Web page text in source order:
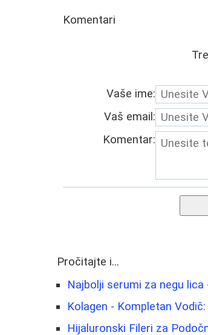
Komentari
Vaše ime:
Vaš email:
Komentar:
Pročitajte i...
Najbolji serumi za negu
Kolagen - Kompletan
Hijaluronski Fileri za